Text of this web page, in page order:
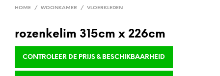
HOME / WOONKAMER / VLOERKLEDEN
rozenkelim 315cm x 226cm
CONTROLEER DE PRIJS & BESCHIKBAARHEID